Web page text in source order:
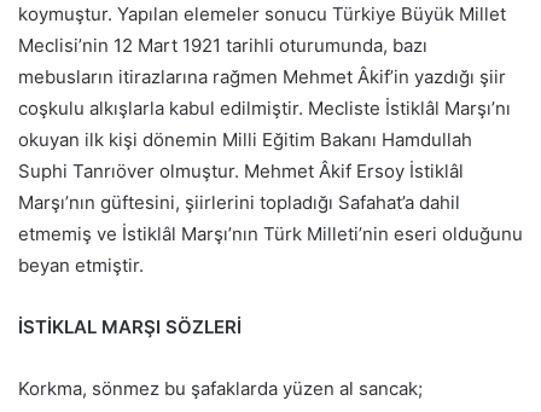
koymuştur. Yapılan elemeler sonucu Türkiye Büyük Millet
Meclisi’nin 12 Mart 1921 tarihli oturumunda, bazı
mebusların itirazlarına rağmen Mehmet Âkif’in yazdığı şiir
coşkulu alkışlarla kabul edilmiştir. Mecliste İstiklâl Marşı’nı
okuyan ilk kişi dönemin Milli Eğitim Bakanı Hamdullah
Suphi Tanrıöver olmuştur. Mehmet Âkif Ersoy İstiklâl
Marşı’nın güftesini, şiirlerini topladığı Safahat’a dahil
etmemiş ve İstiklâl Marşı’nın Türk Milleti’nin eseri olduğunu
beyan etmiştir.
İSTİKLAL MARŞI SÖZLERİ
Korkma, sönmez bu şafaklarda yüzen al sancak;